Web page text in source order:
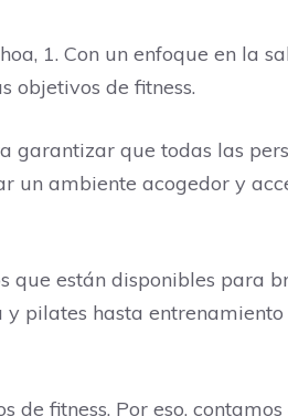
1. Con un enfoque en la
objetivos de fitness.
garantizar que todas las
un ambiente acogedor y
que están disponibles para
y pilates hasta
fitness. Por eso, contamos